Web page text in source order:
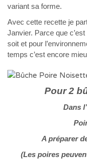
variant sa forme.
Avec cette recette je
Janvier. Parce que
soit et pour
temps c’est encore
Pour 2
Dans
A préparer
(Les poires